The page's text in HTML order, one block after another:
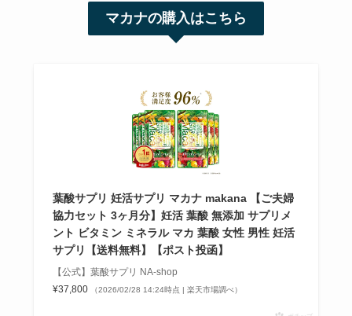
マカナの購入はこちら
葉酸サプリ 妊活サプリ マカナ makana 【ご夫婦
協力セット 3ヶ月分】妊活 葉酸 無添加 サプリメ
ント ビタミン ミネラル マカ 葉酸 女性 男性 妊活
サプリ【送料無料】【ポスト投函】
【公式】葉酸サプリ NA-shop
¥37,800
（2026/02/28 14:24時点 | 楽天市場調べ）